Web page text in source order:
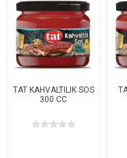
TAT KAHVALTILIK SOS
300 CC